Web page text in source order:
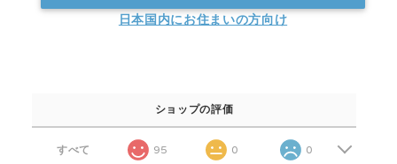
日本国内にお住まいの方向け
ショップの評価
すべて 95 0 0